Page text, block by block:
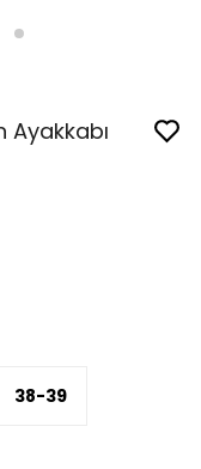
Ayakkabı
38-39